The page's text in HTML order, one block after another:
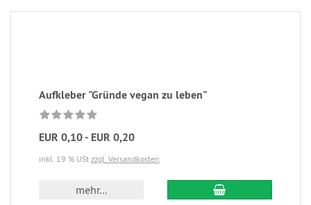
Aufkleber "Gründe vegan zu leben"
EUR 0,10 - EUR 0,20
inkl. 19 % USt zzgl. Versandkosten
mehr...